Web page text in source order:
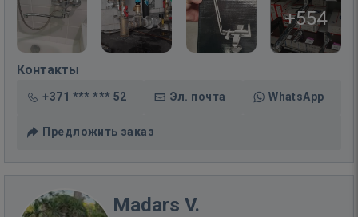
+554
Контакты
+371 *** *** 52 Эл. почта WhatsApp
Предложить заказ
Madars V.